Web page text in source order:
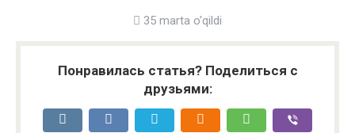
35 marta o'qildi
Понравилась статья? Поделиться с
друзьями: